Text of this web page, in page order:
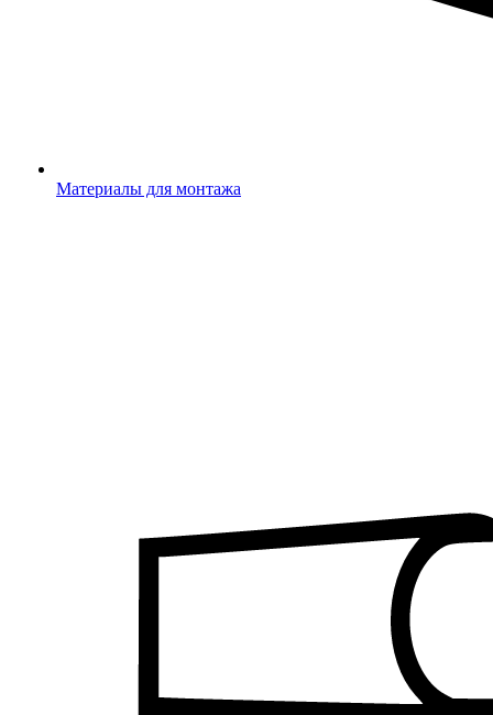
Материалы для монтажа